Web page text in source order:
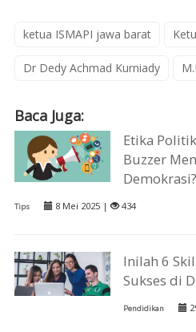
ketua ISMAPI jawa barat
Dr Dedy Achmad Kurniady
Baca Juga:
Etika
Buzzer
Demokrasi?
Tips 8 Mei 2025 | 434
Inilah 6
Sukses di
Pendidikan